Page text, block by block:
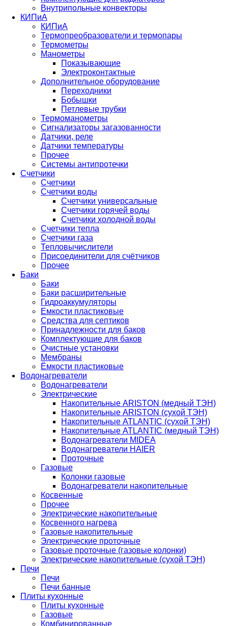
Внутрипольные конвекторы
КИПиА
КИПиА
Термопреобразователи и термопары
Термометры
Манометры
Показывающие
Электроконтактные
Дополнительное оборудование
Переходники
Бобышки
Петлевые трубки
Термоманометры
Сигнализаторы загазованности
Датчики, реле
Датчики температуры
Прочее
Системы антипротечки
Счетчики
Счетчики
Счетчики воды
Счетчики универсальные
Счетчики горячей воды
Счетчики холодной воды
Счетчики тепла
Счетчики газа
Тепловычислители
Присоединители для счётчиков
Прочее
Баки
Баки
Баки расширительные
Гидроаккумуляторы
Емкости пластиковые
Средства для септиков
Принадлежности для баков
Комплектующие для баков
Очистные установки
Мембраны
Ёмкости пластиковые
Водонагреватели
Водонагреватели
Электрические
Накопительные ARISTON (медный ТЭН)
Накопительные ARISTON (сухой ТЭН)
Накопительные ATLANTIC (сухой ТЭН)
Накопительные ATLANTIC (медный ТЭН)
Водонагреватели MIDEA
Водонагреватели HAIER
Проточные
Газовые
Колонки газовые
Водонагреватели накопительные
Косвенные
Прочее
Электрические накопительные
Косвенного нагрева
Газовые накопительные
Электрические проточные
Газовые проточные (газовые колонки)
Электрические накопительные (сухой ТЭН)
Печи
Печи
Печи банные
Плиты кухонные
Плиты кухонные
Газовые
Комбинированные